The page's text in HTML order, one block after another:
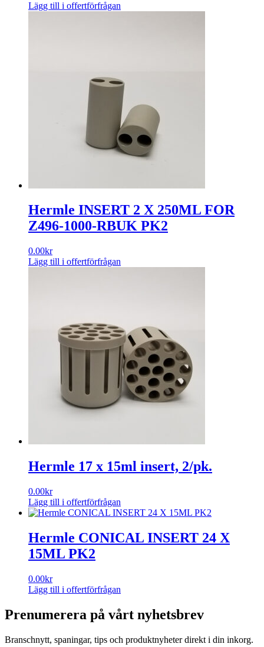
Lägg till i offertförfrågan
Hermle INSERT 2 X 250ML FOR
Z496-1000-RBUK PK2
0.00kr
Lägg till i offertförfrågan
Hermle 17 x 15ml insert, 2/pk.
0.00kr
Lägg till i offertförfrågan
Hermle CONICAL INSERT 24 X
15ML PK2
0.00kr
Lägg till i offertförfrågan
Prenumerera på vårt nyhetsbrev
Branschnytt, spaningar, tips och produktnyheter direkt i din inkorg.